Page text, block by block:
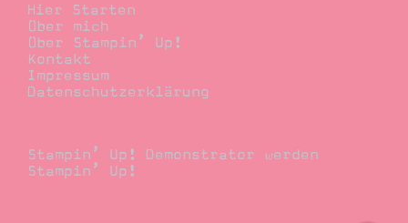
Hier Starten
Über mich
Über Stampin’ Up!
Kontakt
Impressum
Datenschutzerklärung
Stampin’ Up! Demonstrator werden
Stampin’ Up!